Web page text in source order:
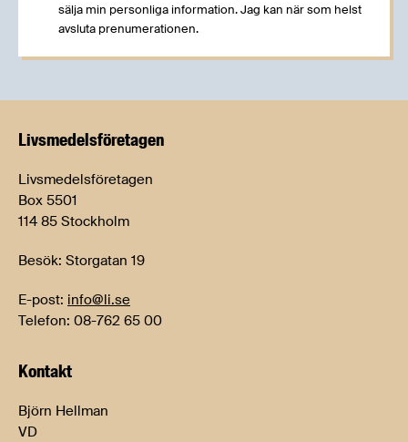
sälja min personliga information. Jag kan när som helst
avsluta prenumerationen.
Livsmedels­företagen
Livsmedelsföretagen
Box 5501
114 85 Stockholm
Besök: Storgatan 19
E-post: info@li.se
Telefon: 08-762 65 00
Kontakt
Björn Hellman
VD